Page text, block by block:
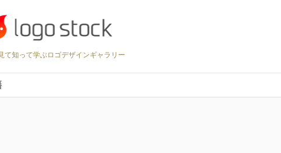
て知って学ぶロゴデザインギャラリー